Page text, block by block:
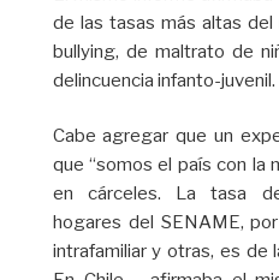
de las tasas más altas
bullying, de maltrato de
delincuencia infanto-juvenil.
Cabe agregar que un
que “somos el país con la
en cárceles. La tasa
hogares del SENAME,
intrafamiliar y otras, es de